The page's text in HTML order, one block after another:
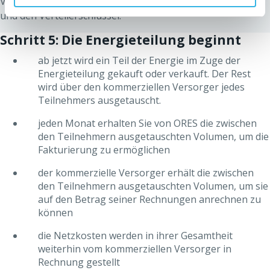
Einigung über die Preise, die etwaigen Verwaltungskosten,
der Verteilerschlüssel usw.) und die erforderlichen
Vertragsbedingungen zu erfüllen.
Weitere Informationen über die nötigen
Vertragsbedingungen:
Ein Zweirichtungszähler (Smart Meter oder AMR-
werden.
Die Erzeuger müssen auf den Ausgleich verzichten.
Die Teilnehmer, die vom Sozialtarif auf die
geteilten (eigenverbrauchten) Volumen profitieren,
müssen auf diesen verzichten.
3“ (Erfassung von Verbrauchsdaten auf
viertelstündlicher Basis) aktivieren, indem sie dies
bei ihrem Energieversorger beantragen. Sie
und den Verteilerschlüssel.
Schritt 5: Die Energieteilung beginnt
ab jetzt wird ein Teil der Energie im Zuge der
Energieteilung gekauft oder verkauft. Der Rest
wird über den kommerziellen Versorger jedes
Teilnehmers ausgetauscht.
jeden Monat erhalten Sie von ORES die zwischen
den Teilnehmern ausgetauschten Volumen, um die
Fakturierung zu ermöglichen
der kommerzielle Versorger erhält die zwischen
den Teilnehmern ausgetauschten Volumen, um sie
auf den Betrag seiner Rechnungen anrechnen zu
können
die Netzkosten werden in ihrer Gesamtheit
weiterhin vom kommerziellen Versorger in
Rechnung gestellt